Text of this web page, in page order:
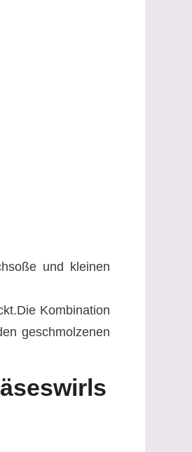
und kleinen
Die Kombination
geschmolzenen